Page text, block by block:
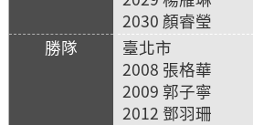
2030 顏睿瑩
臺北市
2008 張格華
2009 郭子寧
2012 鄧羽珊